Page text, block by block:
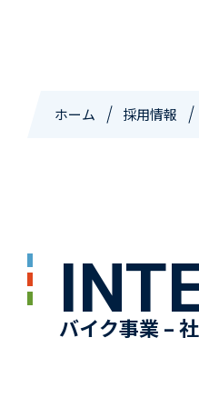
ホーム 採用情報
バイク事業 –